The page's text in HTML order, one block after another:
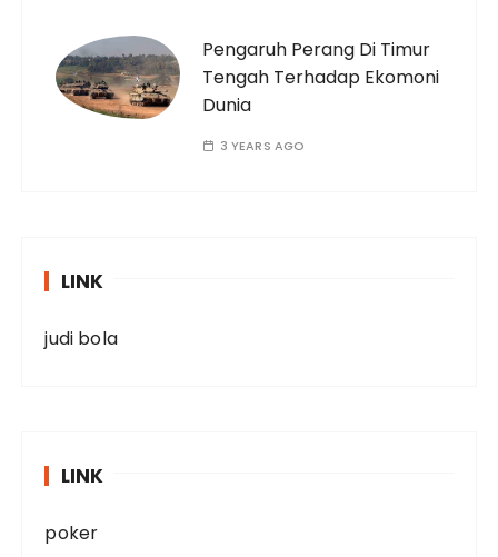
Pengaruh Perang Di Timur
Tengah Terhadap Ekomoni
Dunia
3 YEARS AGO
LINK
judi bola
LINK
poker